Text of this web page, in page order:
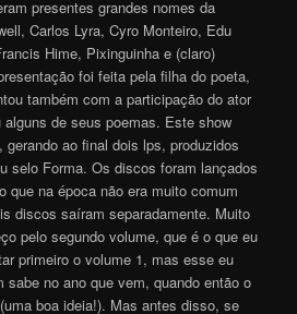
presentes grandes nomes da
Carlos Lyra, Cyro Monteiro, Edu
Hime, Pixinguinha e (claro)
foi feita pela filha do poeta,
também com a participação do ator
de seus poemas. Este show
ao final dois lps, produzidos
selo Forma. Os discos foram lançados
que na época não era muito comum
discos saíram separadamente. Muito
pelo segundo volume, que é o que eu
primeiro o volume 1, mas esse eu
sabe no ano que vem, quando então o
boa ideia!). Mas antes disso, se